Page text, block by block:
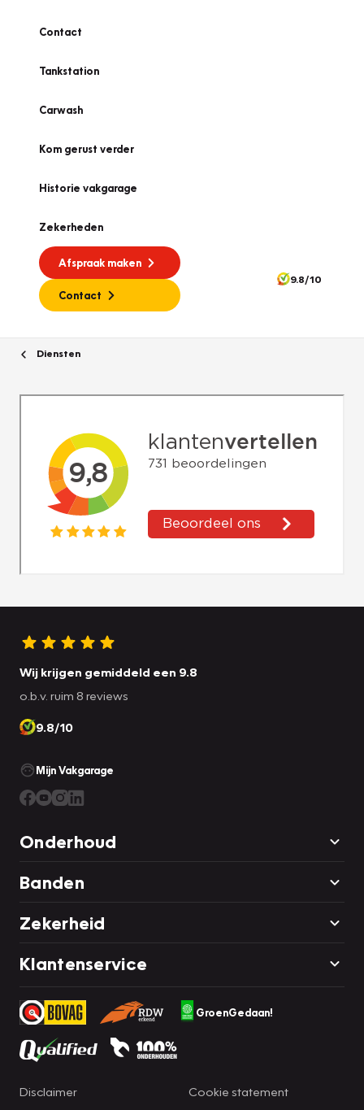
Contact
Tankstation
Carwash
Kom gerust verder
Historie vakgarage
Zekerheden
Afspraak maken
Contact
9.8/10
Diensten
Wij krijgen gemiddeld een 9.8
o.b.v. ruim 8 reviews
9.8/10
Mijn Vakgarage
Onderhoud
Banden
Zekerheid
Klantenservice
GroenGedaan!
Disclaimer
Cookie statement